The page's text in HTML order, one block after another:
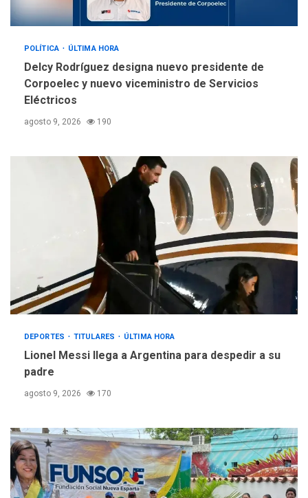
POLÍTICA ÚLTIMA HORA
Delcy Rodríguez designa nuevo presidente de
Corpoelec y nuevo viceministro de Servicios
Eléctricos
agosto 9, 2026 190
DEPORTES TITULARES ÚLTIMA HORA
Lionel Messi llega a Argentina para despedir a su
padre
agosto 9, 2026 170